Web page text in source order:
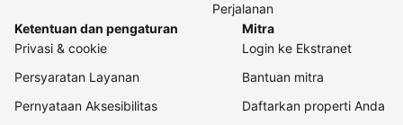
Perjalanan
Ketentuan dan pengaturan
Privasi & cookie
Persyaratan Layanan
Pernyataan Aksesibilitas
Mitra
Login ke Ekstranet
Bantuan mitra
Daftarkan properti Anda